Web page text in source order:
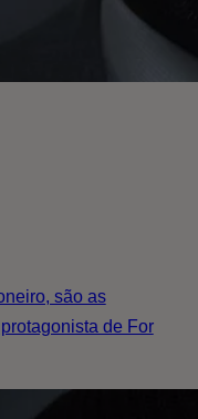
são as
de For